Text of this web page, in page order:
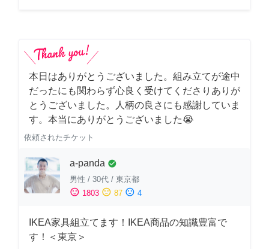
本日はありがとうございました。組み立てが途中
だったにも関わらず心良く受けてくださりありが
とうございました。人柄の良さにも感謝していま
す。本当にありがとうございました😭
依頼されたチケット
a-panda check_circle
男性 / 30代 / 東京都
sentiment_satisfied 1803 sentiment_neutral 87 sentiment_dissatisfied 4
IKEA家具組立てます！IKEA商品の知識豊富で
す！＜東京＞